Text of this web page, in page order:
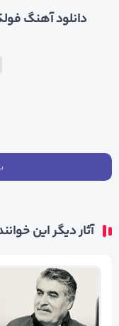
دانلود آهنگ
آثار دیگر این